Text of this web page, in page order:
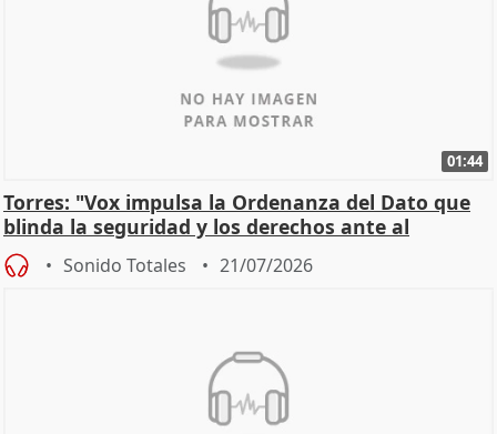
01:44
Torres: "Vox impulsa la Ordenanza del Dato que
blinda la seguridad y los derechos ante al
control"
Sonido Totales 21/07/2026